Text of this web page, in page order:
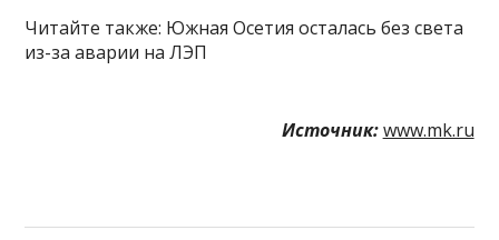
Читайте также: Южная Осетия осталась без света
из-за аварии на ЛЭП
Источник: www.mk.ru